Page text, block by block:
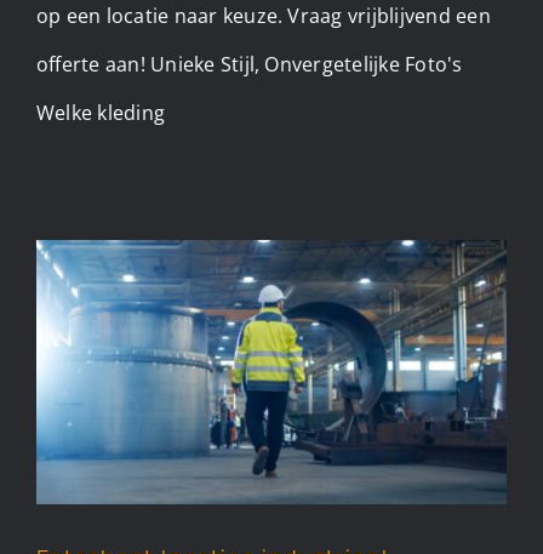
op een locatie naar keuze. Vraag vrijblijvend een
offerte aan! Unieke Stijl, Onvergetelijke Foto's
Welke kleding
Fotoshoot locaties
industrieel